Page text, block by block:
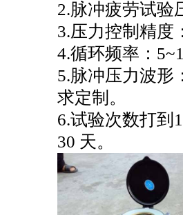
2.脉冲疲劳试验
3.压力控制精度
4.循环频率：
5.脉冲压力波形
求定制。
6.试验次数打到
30 天。